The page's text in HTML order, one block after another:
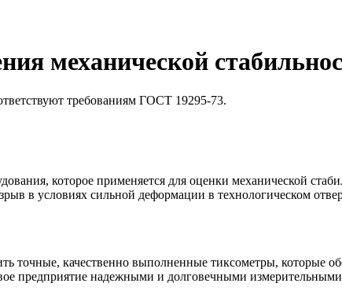
механической
требованиям ГОСТ 19295-73.
которое применяется для оценки механической
в условиях сильной деформации в технологическом
точные, качественно выполненные тиксометры, которые
предприятие надежными и долговечными